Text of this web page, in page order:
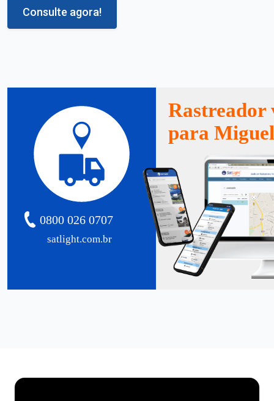
Consulte agora!
satlight.com.br
0800 026 0707
Rastreador
para